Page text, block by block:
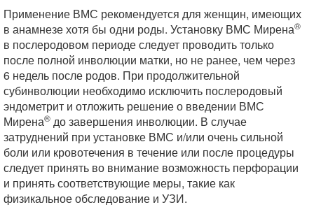
Применение ВМС рекомендуется для женщин, имеющих
в анамнезе хотя бы одни роды. Установку ВМС Мирена®
в послеродовом периоде следует проводить только
после полной инволюции матки, но не ранее, чем через
6 недель после родов. При продолжительной
субинволюции необходимо исключить послеродовый
эндометрит и отложить решение о введении ВМС
Мирена® до завершения инволюции. В случае
затруднений при установке ВМС и/или очень сильной
боли или кровотечения в течение или после процедуры
следует принять во внимание возможность перфорации
и принять соответствующие меры, такие как
физикальное обследование и УЗИ.